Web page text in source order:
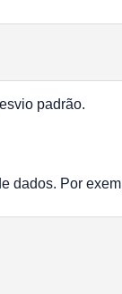
padrão.
dados. Por